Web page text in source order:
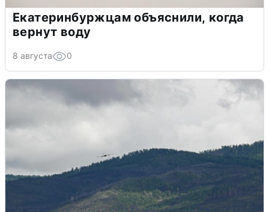
Екатеринбуржцам объяснили, когда
вернут воду
8 августа 0